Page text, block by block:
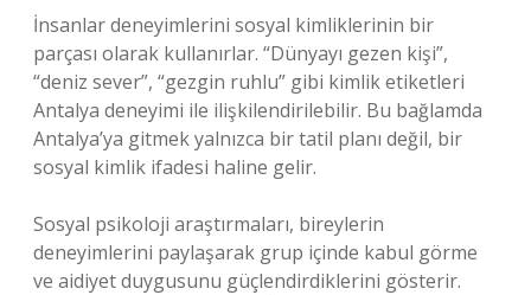
İnsanlar deneyimlerini sosyal kimliklerinin bir
parçası olarak kullanırlar. “Dünyayı gezen kişi”,
“deniz sever”, “gezgin ruhlu” gibi kimlik etiketleri
Antalya deneyimi ile ilişkilendirilebilir. Bu bağlamda
Antalya’ya gitmek yalnızca bir tatil planı değil, bir
sosyal kimlik ifadesi haline gelir.
Sosyal psikoloji araştırmaları, bireylerin
deneyimlerini paylaşarak grup içinde kabul görme
ve aidiyet duygusunu güçlendirdiklerini gösterir.